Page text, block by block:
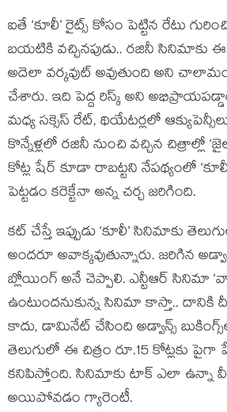
ఐతే ‘కూలీ’ రైట్స్ కోసం పెట్టిన రేటు
బయటికి వచ్చినపుడు.. రజినీ సినిమాకు
అదెలా వర్కవుట్ అవుతుంది అని
చేశారు. ఇది పెద్ద రిస్క్ అని
మధ్య సక్సెస్ రేట్, థియేటర్లలో
కొన్నేళ్లలో రజినీ నుంచి వచ్చిన చిత్రాల్లో
కోట్ల షేర్ కూడా రాబట్టని నేపథ్యంలో
పెట్టడం కరెక్టేనా అన్న చర్చ జరిగింది.
కట్ చేస్తే ఇప్పుడు ‘కూలీ’ సినిమాకు
అందరూ అవాక్కవుతున్నారు. జరిగిన
బ్లోయింగ్ అనే చెప్పాలి. ఎన్టీఆర్ సినిమా
ఉంటుందనుకున్న సినిమా కాస్తా.. దానికి
కాదు, డామినేట్ చేసింది అడ్వాన్స్
తెలుగులో ఈ చిత్రం రూ.15 కోట్లకు
కనిపిస్తోంది. సినిమాకు టాక్ ఎలా ఉన్నా
అయిపోవడం గ్యారెంటీ.